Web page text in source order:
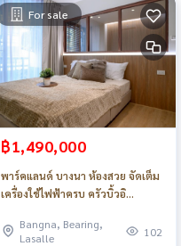
For sale
฿1,490,000
พาร์คแลนด์ บางนา ห้องสวย จัดเต็ม
เครื่องใช้ไฟฟ้าครบ ครัวบิ้วอิ
Bangna, Bearing,
Lasalle
102